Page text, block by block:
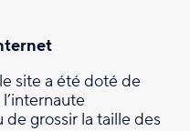
site a été doté de
de grossir la taille des